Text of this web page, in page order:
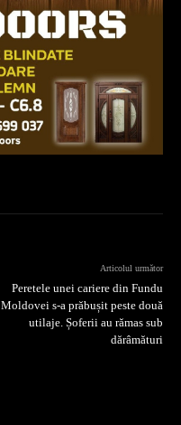
Articolul următor
Peretele unei cariere din Fundu
Moldovei s-a prăbușit peste două
utilaje. Șoferii au rămas sub
dărâmături